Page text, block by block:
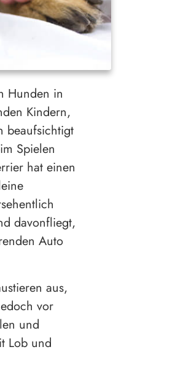
Hunden in
Kindern,
beaufsichtigt
Spielen
hat einen
davonfliegt,
Auto
aus,
vor
und
Lob und